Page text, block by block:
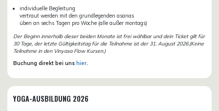
individuelle Begleitung
vertraut werden mit den grundlegenden asanas
üben an sechs Tagen pro Woche (alle außer montags)
Der Beginn innerhalb dieser beiden Monate ist frei wählbar und dein Ticket gilt für
30 Tage, der letzte Gültigkeitstag für die Teilnahme ist der 31. August 2026.(Keine
Teilnahme in den Vinyasa Flow Kursen.)
Buchung direkt bei uns hier.
YOGA-AUSBILDUNG 2026